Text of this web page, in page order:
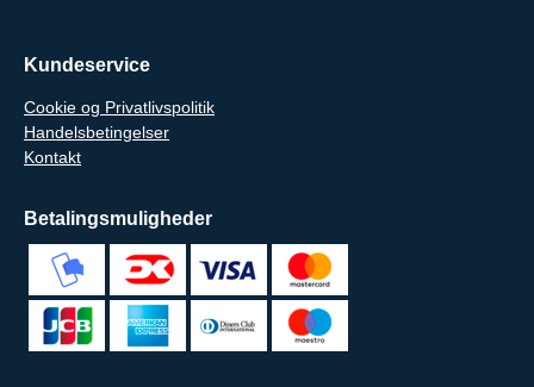
Kundeservice
Cookie og Privatlivspolitik
Handelsbetingelser
Kontakt
Betalingsmuligheder